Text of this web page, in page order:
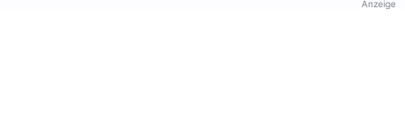
Anzeige